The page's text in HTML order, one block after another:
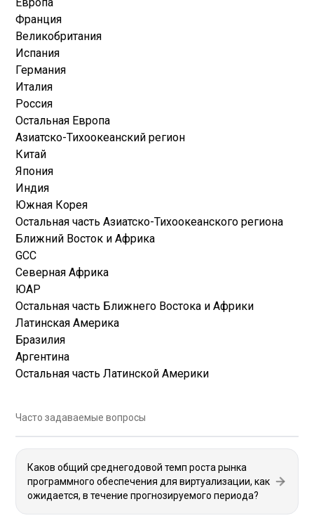
Франция
Великобритания
Испания
Германия
Италия
Россия
Остальная Европа
Азиатско-Тихоокеанский регион
Китай
Япония
Индия
Южная Корея
Остальная часть Азиатско-Тихоокеанского региона
Ближний Восток и Африка
GCC
Северная Африка
ЮАР
Остальная часть Ближнего Востока и Африки
Латинская Америка
Бразилия
Аргентина
Остальная часть Латинской Америки
Часто задаваемые вопросы
Каков общий среднегодовой темп роста рынка
программного обеспечения для виртуализации, как
ожидается, в течение прогнозируемого периода?